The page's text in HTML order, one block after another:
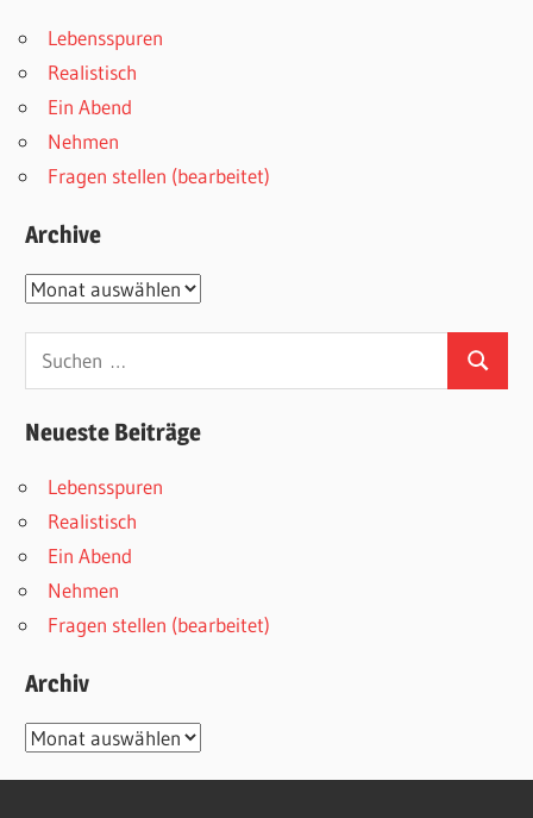
Lebensspuren
Realistisch
Ein Abend
Nehmen
Fragen stellen (bearbeitet)
Archive
Archive
Suchen
nach:
Suchen
Neueste Beiträge
Lebensspuren
Realistisch
Ein Abend
Nehmen
Fragen stellen (bearbeitet)
Archiv
Archiv